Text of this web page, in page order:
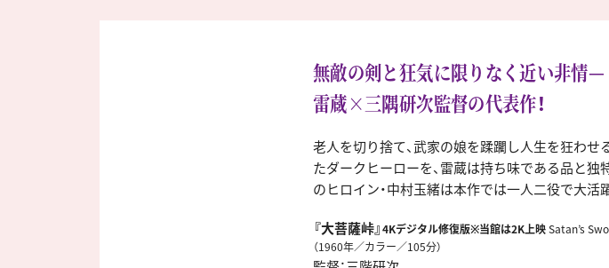
無敵の剣と狂気に限りなく近い非情—
雷蔵×三隅研次監督の代表作！
老人を切り捨て、武家の娘を蹂躙し人生を狂わせ
たダークヒーローを、雷蔵は持ち味である品と
のヒロイン・中村玉緒は本作では一人二役で大活
『大菩薩峠』4Kデジタル修復版※当館は2K上映Satan’s
（1960年／カラー／105分）